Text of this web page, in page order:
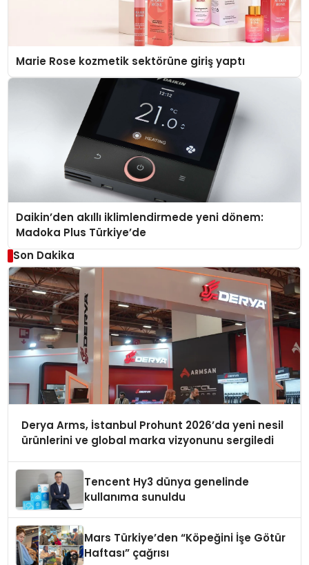
Marie Rose kozmetik sektörüne giriş yaptı
Daikin’den akıllı iklimlendirmede yeni dönem:
Madoka Plus Türkiye’de
Son Dakika
Derya Arms, İstanbul Prohunt 2026’da yeni nesil
ürünlerini ve global marka vizyonunu sergiledi
Tencent Hy3 dünya genelinde
kullanıma sunuldu
Mars Türkiye’den “Köpeğini İşe Götür
Haftası” çağrısı